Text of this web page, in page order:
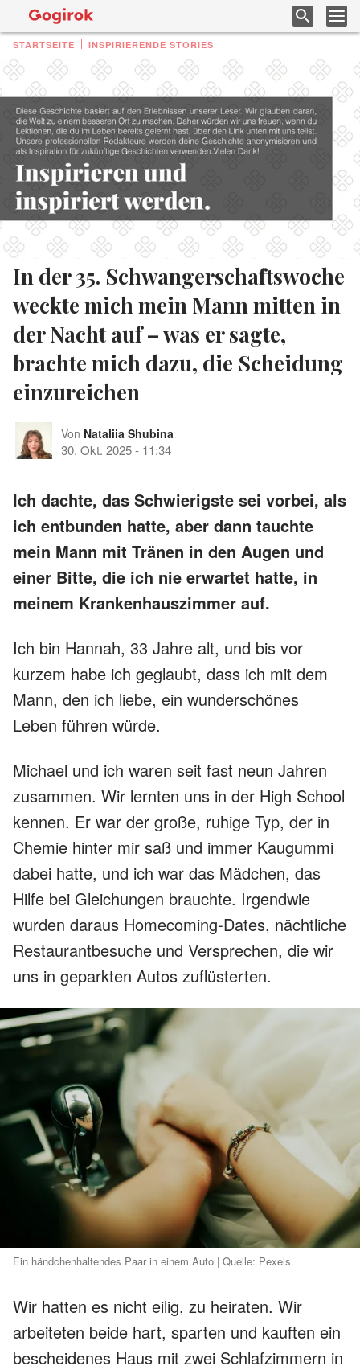
STARTSEITE INSPIRIERENDE STORIES
In der 35. Schwangerschaftswoche
weckte mich mein Mann mitten in
der Nacht auf – was er sagte,
brachte mich dazu, die Scheidung
einzureichen
Von Nataliia Shubina
30. Okt. 2025- 11:34
Ich dachte, das Schwierigste sei vorbei, als
ich entbunden hatte, aber dann tauchte
mein Mann mit Tränen in den Augen und
einer Bitte, die ich nie erwartet hatte, in
meinem Krankenhauszimmer auf.
Ich bin Hannah, 33 Jahre alt, und bis vor
kurzem habe ich geglaubt, dass ich mit dem
Mann, den ich liebe, ein wunderschönes
Leben führen würde.
Michael und ich waren seit fast neun Jahren
zusammen. Wir lernten uns in der High School
kennen. Er war der große, ruhige Typ, der in
Chemie hinter mir saß und immer Kaugummi
dabei hatte, und ich war das Mädchen, das
Hilfe bei Gleichungen brauchte. Irgendwie
wurden daraus Homecoming-Dates, nächtliche
Restaurantbesuche und Versprechen, die wir
uns in geparkten Autos zuflüsterten.
Ein händchenhaltendes Paar in einem Auto | Quelle: Pexels
Wir hatten es nicht eilig, zu heiraten. Wir
arbeiteten beide hart, sparten und kauften ein
bescheidenes Haus mit zwei Schlafzimmern in